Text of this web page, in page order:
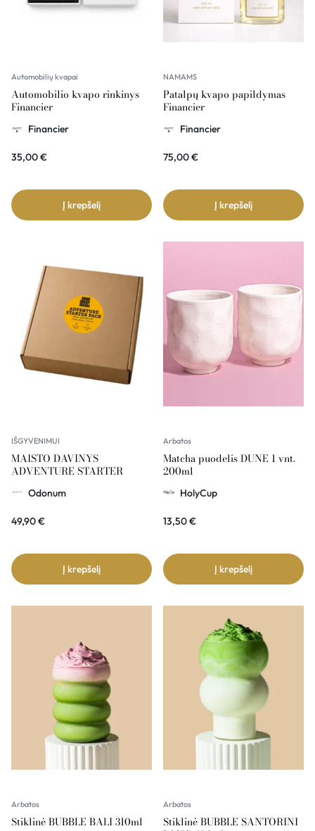
Automobilių kvapai
Automobilio kvapo rinkinys
Financier
Financier
35,00€
Į krepšelį
NAMAMS
Patalpų kvapo papildymas
Financier
Financier
75,00€
Į krepšelį
IŠGYVENIMUI
MAISTO DAVINYS
ADVENTURE STARTER
Odonum
49,90€
Į krepšelį
Arbatos
Matcha puodelis DUNE 1 vnt.
200ml
HolyCup
13,50€
Į krepšelį
Arbatos
Stiklinė BUBBLE BALI 310ml
Arbatos
Stiklinė BUBBLE SANTORINI